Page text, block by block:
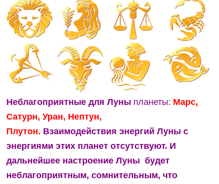
Неблагоприятные для Луныпланеты: Марс,
Сатурн, Уран, Нептун,
Плутон. Взаимодействия энергий Луны с
энергиями этих планет отсутствуют. И
дальнейшее настроение Луны будет
неблагоприятным, сомнительным, что